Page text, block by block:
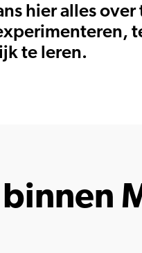
hier alles
te leren.